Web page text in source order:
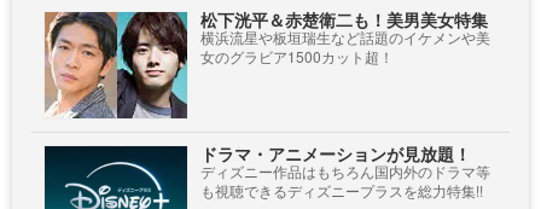
松下洸平＆赤楚衛二も！美男美女特集
横浜流星や板垣瑞生など話題のイケメンや美
女のグラビア1500カット超！
ドラマ・アニメーションが見放題！
ディズニー作品はもちろん国内外のドラマ等
も視聴できるディズニープラスを総力特集!!